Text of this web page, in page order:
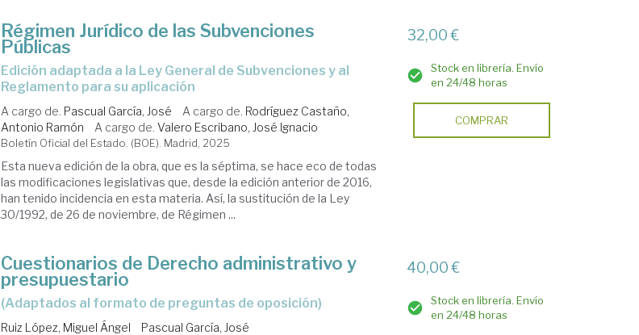
Régimen Jurídico de las Subvenciones
Públicas
Edición adaptada a la Ley General de Subvenciones y al
Reglamento para su aplicación
A cargo de. Pascual García, José A cargo de. Rodríguez Castaño,
Antonio Ramón
A cargo de.Valero Escribano, José Ignacio
Boletín Oficial del Estado. (BOE). Madrid, 2025
Esta nueva edición de la obra, que es la séptima, se hace eco de todas
las modificaciones legislativas que, desde la edición anterior de 2016,
han tenido incidencia en esta materia. Así, la sustitución de la Ley
30/1992, de 26 de noviembre, de Régimen ...
32,00 €
Stock en librería. Envío
en 24/48 horas
COMPRAR
Cuestionarios de Derecho administrativo y
presupuestario
(adaptados al formato de preguntas de oposición)
Ruiz López, Miguel Ángel Pascual García, José
40,00 €
Stock en librería. Envío
en 24/48 horas